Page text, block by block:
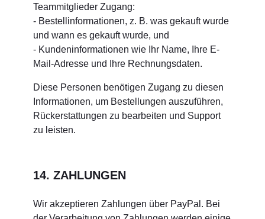
Teammitglieder Zugang:
- Bestellinformationen, z. B. was gekauft wurde
und wann es gekauft wurde, und
- Kundeninformationen wie Ihr Name, Ihre E-
Mail-Adresse und Ihre Rechnungsdaten.
Diese Personen benötigen Zugang zu diesen
Informationen, um Bestellungen auszuführen,
Rückerstattungen zu bearbeiten und Support
zu leisten.
14. ZAHLUNGEN
Wir akzeptieren Zahlungen über PayPal. Bei